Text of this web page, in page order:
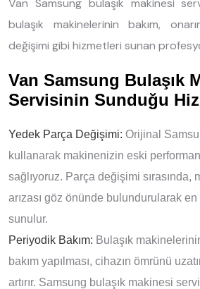
Van Samsung bulaşık makinesi
bulaşık makinelerinin bakım,
değişimi gibi hizmetleri sunan
Van Samsung Bulaşık
Servisinin Sunduğu
Yedek Parça Değişimi: Orijinal
kullanarak makinenizin eski
sağlıyoruz. Parça değişimi sırasında,
arızası göz önünde bulundurularak
sunulur.
Periyodik Bakım: Bulaşık
bakım yapılması, cihazın ömrünü
artırır. Samsung bulaşık makinesi